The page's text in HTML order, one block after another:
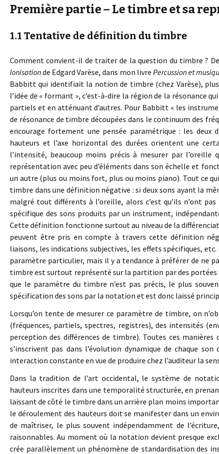
Première partie – Le timbre et sa
1.1 Tentative de définition du timbre
Comment convient-il de traiter de la question du timbre ?
Ionisationde Edgard Varèse, dans mon livre Percussion et
Babbitt qui identifiait la notion de timbre (chez Varèse),
l’idée de « formant », c’est-à-dire la région de la résonance
partiels et en atténuant d’autres. Pour Babbitt « les
de résonance de timbre découpées dans le continuum des
encourage fortement une pensée paramétrique : les deux
hauteurs et l’axe horizontal des durées orientent une
l’intensité, beaucoup moins précis à mesurer par l’oreille
représentation avec peu d’éléments dans son échelle et
un autre (plus ou moins fort, plus ou moins piano). Tout ce
timbre dans une définition négative : si deux sons ayant la
malgré tout différents à l’oreille, alors c’est qu’ils n’ont
spécifique des sons produits par un instrument,
Cette définition fonctionne surtout au niveau de la
peuvent être pris en compte à travers cette définition
liaisons, les indications subjectives, les effets spécifiques,
paramètre particulier, mais il y a tendance à préférer de ne
timbre est surtout représenté sur la partition par des
que le paramètre du timbre n’est pas précis, le plus
spécification des sons par la notation et est donc laissé
Lorsqu’on tente de mesurer ce paramètre de timbre, on
(fréquences, partiels, spectres, registres), des intensités
perception des différences de timbre). Toutes ces
s’inscrivent pas dans l’évolution dynamique de chaque
interaction constante en vue de produire chez l’auditeur la
Dans la tradition de l’art occidental, le système de
hauteurs inscrites dans une temporalité structurée, en
laissant de côté le timbre dans un arrière plan moins
le déroulement des hauteurs doit se manifester dans un
de maîtriser, le plus souvent indépendamment de
raisonnables. Au moment où la notation devient presque
crée parallèlement un phénomène de standardisation des